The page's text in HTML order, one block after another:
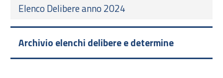
Elenco Delibere anno 2024
Archivio elenchi delibere e determine